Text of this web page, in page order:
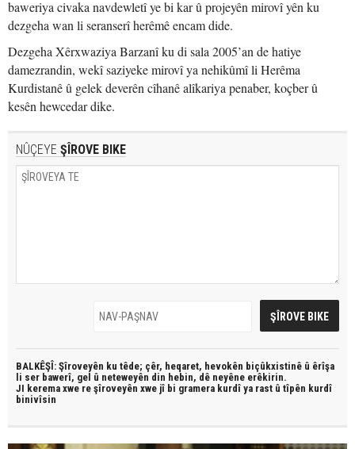
baweriya civaka navdewletî ye bi kar û projeyên mirovî yên ku
dezgeha wan li seranserî herêmê encam dide.
Dezgeha Xêrxwaziya Barzanî ku di sala 2005’an de hatiye
damezrandin, wekî saziyeke mirovî ya nehikûmî li Herêma
Kurdistanê û gelek deverên cîhanê alîkariya penaber, koçber û
kesên hewcedar dike.
NÛÇEYE ŞÎROVE BIKE
BALKÊŞÎ: Şîroveyên ku têde; çêr, heqaret, hevokên biçûkxistinê û êrîşa
li ser bawerî, gel û neteweyên din hebin, dê neyêne erêkirin.
JI kerema xwe re şîroveyên xwe jî bi gramera kurdî ya rast û tîpên kurdî
binivîsin